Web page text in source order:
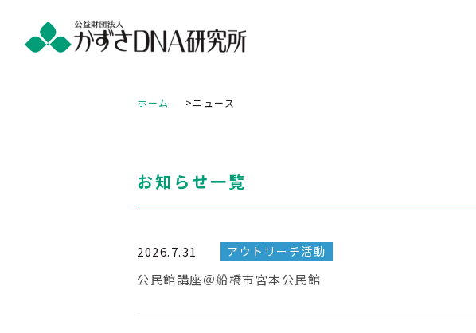
ホーム ニュース
お知らせ一覧
2026.7.31 アウトリーチ活動
公民館講座＠船橋市宮本公民館